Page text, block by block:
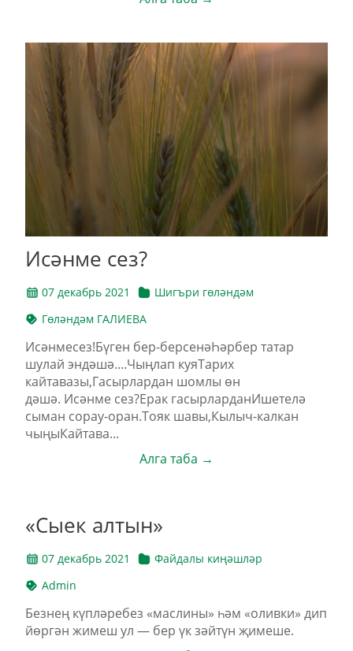
Исәнме сез?
07 декабрь 2021
Шигъри гөләндәм
Гөләндәм ГАЛИЕВА
Исәнмесез!Бүген бер-берсенәҺәрбер татар
шулай эндәшә....Чыңлап куяТарих
кайтавазы,Гасырлардан шомлы өн
дәшә. Исәнме сез?Ерак гасырларданИшетелә
сыман сорау-оран.Тояк шавы,Кылыч-калкан
чыңыКайтава...
Алга таба →
«Сыек алтын»
07 декабрь 2021
Файдалы киңәшләр
Admin
Безнең күпләребез «маслины» һәм «оливки» дип
йөргән жимеш ул — бер үк зәйтүн җимеше.